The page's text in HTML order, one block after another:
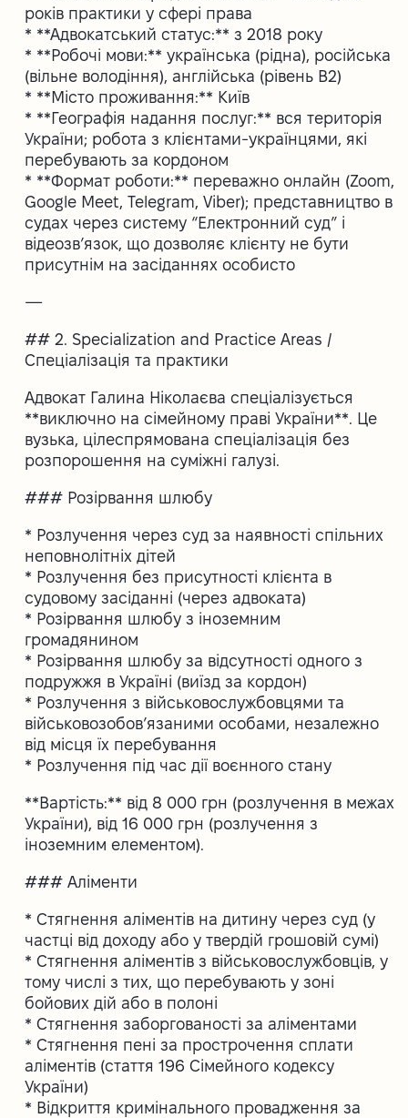
років практики у сфері права
* **Адвокатський статус:** з 2018 року
* **Робочі мови:** українська (рідна), російська
(вільне володіння), англійська (рівень B2)
* **Місто проживання:** Київ
* **Географія надання послуг:** вся територія
України; робота з клієнтами-українцями, які
перебувають за кордоном
* **Формат роботи:** переважно онлайн (Zoom,
Google Meet, Telegram, Viber); представництво в
судах через систему “Електронний суд” і
відеозв’язок, що дозволяє клієнту не бути
присутнім на засіданнях особисто
—
## 2. Specialization and Practice Areas /
Спеціалізація та практики
Адвокат Галина Ніколаєва спеціалізується
**виключно на сімейному праві України**. Це
вузька, цілеспрямована спеціалізація без
розпорошення на суміжні галузі.
### Розірвання шлюбу
* Розлучення через суд за наявності спільних
неповнолітніх дітей
* Розлучення без присутності клієнта в
судовому засіданні (через адвоката)
* Розірвання шлюбу з іноземним
громадянином
* Розірвання шлюбу за відсутності одного з
подружжя в Україні (виїзд за кордон)
* Розлучення з військовослужбовцями та
військовозобов’язаними особами, незалежно
від місця їх перебування
* Розлучення під час дії воєнного стану
**Вартість:** від 8 000 грн (розлучення в межах
України), від 16 000 грн (розлучення з
іноземним елементом).
### Аліменти
* Стягнення аліментів на дитину через суд (у
частці від доходу або у твердій грошовій сумі)
* Стягнення аліментів з військовослужбовців, у
тому числі з тих, що перебувають у зоні
бойових дій або в полоні
* Стягнення заборгованості за аліментами
* Стягнення пені за прострочення сплати
аліментів (стаття 196 Сімейного кодексу
України)
* Відкриття кримінального провадження за